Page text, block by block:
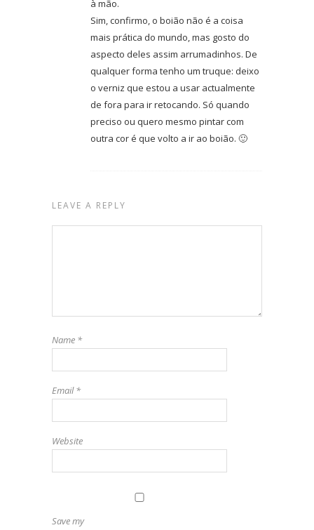
à mão.
Sim, confirmo, o boião não é a coisa
mais prática do mundo, mas gosto do
aspecto deles assim arrumadinhos. De
qualquer forma tenho um truque: deixo
o verniz que estou a usar actualmente
de fora para ir retocando. Só quando
preciso ou quero mesmo pintar com
outra cor é que volto a ir ao boião. 🙂
LEAVE A REPLY
Name *
Email*
Website
Save my